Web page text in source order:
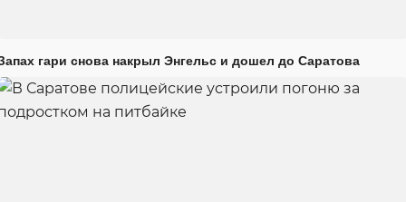
гари снова накрыл Энгельс и дошел до Саратова